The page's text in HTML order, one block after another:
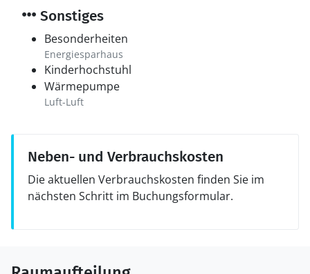
Sonstiges
Besonderheiten
Energiesparhaus
Kinderhochstuhl
Wärmepumpe
Luft-Luft
Neben- und Verbrauchskosten
Die aktuellen Verbrauchskosten finden Sie im
nächsten Schritt im Buchungsformular.